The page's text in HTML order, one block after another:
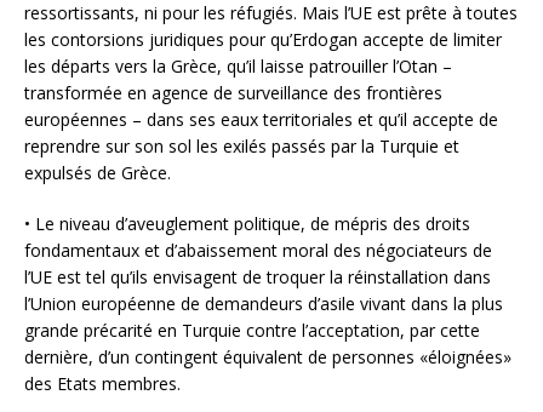
ressortissants, ni pour les réfugiés. Mais l’UE est prête à toutes
les contorsions juridiques pour qu’Erdogan accepte de limiter
les départs vers la Grèce, qu’il laisse patrouiller l’Otan –
transformée en agence de surveillance des frontières
européennes – dans ses eaux territoriales et qu’il accepte de
reprendre sur son sol les exilés passés par la Turquie et
expulsés de Grèce.
• Le niveau d’aveuglement politique, de mépris des droits
fondamentaux et d’abaissement moral des négociateurs de
l’UE est tel qu’ils envisagent de troquer la réinstallation dans
l’Union européenne de demandeurs d’asile vivant dans la plus
grande précarité en Turquie contre l’acceptation, par cette
dernière, d’un contingent équivalent de personnes «éloignées»
des Etats membres.